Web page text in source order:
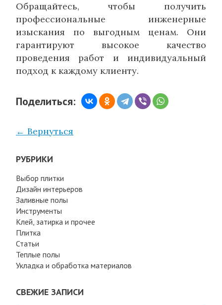
Обращайтесь, чтобы получить
профессиональные инженерные
изыскания по выгодным ценам. Они
гарантируют высокое качество
проведения работ и индивидуальный
подход к каждому клиенту.
Поделиться:
← Вернуться
РУБРИКИ
Выбор плитки
Дизайн интерьеров
Заливные полы
Инструменты
Клей, затирка и прочее
Плитка
Статьи
Теплые полы
Укладка и обработка материалов
СВЕЖИЕ ЗАПИСИ